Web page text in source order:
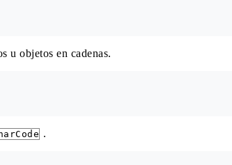
u objetos en cadenas.
.